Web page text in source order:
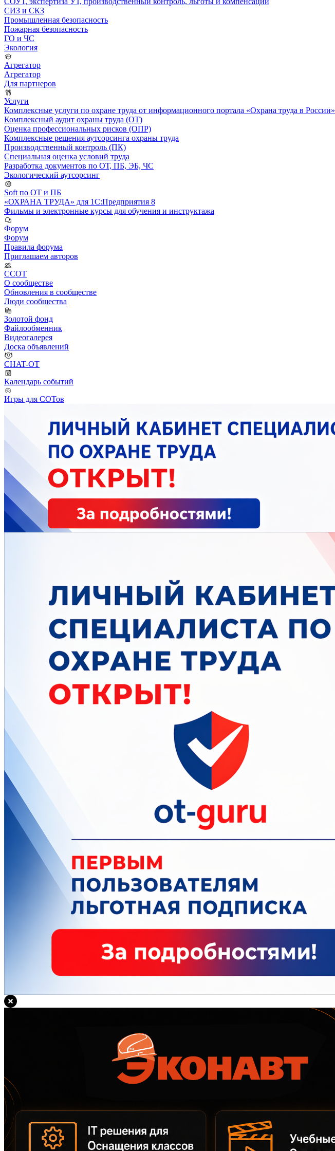
СИЗ и СКЗ
Промышленная безопасность
Пожарная безопасность
ГО и ЧС
Экология
Агрегатор
Агрегатор
Для партнеров
Услуги
Комплексные услуги по охране труда от информационного портала «Охрана труда в России»
Комплексный аудит охраны труда (ОТ)
Оценка профессиональных рисков (ОПР)
Комплексные решения аутсорсинга охраны труда
Производственный контроль (ПК)
Специальная оценка условий труда
Разработка документов по ОТ, ПБ, ЭБ, ЧС
Экологический аутсорсинг
Soft по ОТ и ПБ
«ОХРАНА ТРУДА» для 1С:Предприятия 8
Фильмы и электронные курсы для обучения и инструктажа
Форум
Форум
Правила форума
Приглашаем авторов
ССОТ
О сообществе
Обновления в сообществе
Люди сообщества
Золотой фонд
Файлообменник
Видеогалерея
Доска объявлений
CHAT-OT
Календарь событий
Игры для СОТов